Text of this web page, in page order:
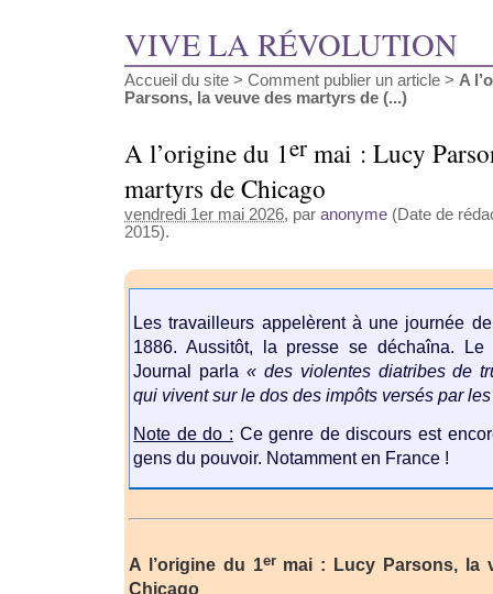
VIVE LA RÉVOLUTION
Accueil du site > Comment publier un article > A
Parsons, la veuve des martyrs de (...)
A l’origine du 1er mai : Lucy
martyrs de Chicago
vendredi 1er mai 2026, par anonyme (Date de
2015).
Les travailleurs appelèrent à une journée
1886. Aussitôt, la presse se déchaîna. Le
Journal parla « des violentes diatribes de
qui vivent sur le dos des impôts versés par
Note de do : Ce genre de discours est
gens du pouvoir. Notamment en France !
A l’origine du 1ermai : Lucy Parsons, la
Chicago